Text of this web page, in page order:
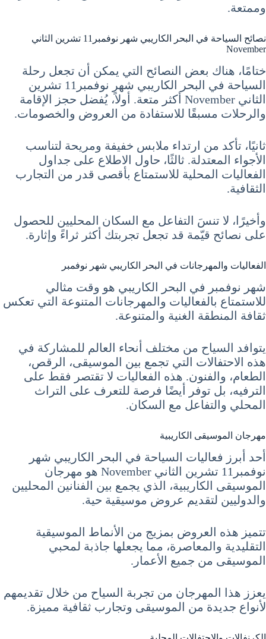
وممتعة.
نصائح السياحة في البحر الكاريبي شهر نوفمبر11 تشرين الثاني
November
ختامًا، هناك بعض النصائح التي يمكن أن تجعل رحلة
السياحة في البحر الكاريبي شهر نوفمبر11 تشرين
الثاني November أكثر متعة. أولاً، يُفضل حجز الإقامة
والرحلات مسبقًا للاستفادة من العروض والخصومات.
ثانيًا، تأكد من ارتداء ملابس خفيفة ومريحة لتناسب
الأجواء المعتدلة. ثالثًا، حاول الاطلاع على جداول
الفعاليات المحلية للاستمتاع بأقصى قدر من التجارب
الثقافية.
وأخيرًا، لا تنسَ التفاعل مع السكان المحليين للحصول
على نصائح قيّمة قد تجعل تجربتك أكثر ثراءً وإثارة.
الفعاليات والمهرجانات في البحر الكاريبي شهر نوفمبر
شهر نوفمبر في البحر الكاريبي هو وقت مثالي
للاستمتاع بالفعاليات والمهرجانات المتنوعة التي تعكس
ثقافة المنطقة الغنية والمتنوعة.
يتوافد السياح من مختلف أنحاء العالم للمشاركة في
هذه الاحتفالات التي تجمع بين الموسيقى، الرقص،
الطعام، والفنون. هذه الفعاليات لا تقتصر فقط على
الترفيه، بل توفر أيضًا فرصة للتعرف على التراث
المحلي والتفاعل مع السكان.
مهرجان الموسيقى الكاريبية
أحد أبرز فعاليات السياحة في البحر الكاريبي شهر
نوفمبر11 تشرين الثاني November هو مهرجان
الموسيقى الكاريبية، الذي يجمع بين الفنانين المحليين
والدوليين لتقديم عروض موسيقية حية.
تتميز هذه العروض بمزيج من الأنماط الموسيقية
التقليدية والمعاصرة، مما يجعلها جاذبة لمحبي
الموسيقى من جميع الأعمار.
يعزز هذا المهرجان من تجربة السياح من خلال تقديمهم
لأنواع جديدة من الموسيقى وتجارب ثقافية مميزة.